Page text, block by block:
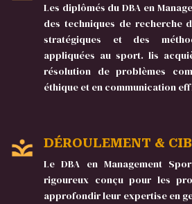
Les diplômés du DBA en
des techniques de recherche
stratégiques et des
appliquées au sport. lis
résolution de problèmes
éthique et en communication
DÉROULEMENT &
Le DBA en Management
rigoureux conçu pour les
approfondir leur expertise en